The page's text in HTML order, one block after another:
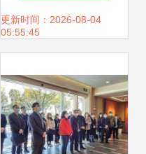
不可少
更新时间：2026-08-04
05:55:45